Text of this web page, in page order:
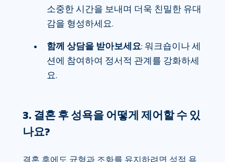
소중한 시간을 보내며 더욱 친밀한 유대
감을 형성하세요.
함께 상담을 받아보세요: 워크숍이나 세
션에 참여하여 정서적 관계를 강화하세
요.
3. 결혼 후 성욕을 어떻게 제어할 수 있
나요?
결혼 후에도 균형과 조화를 유지하려면 성적 욕